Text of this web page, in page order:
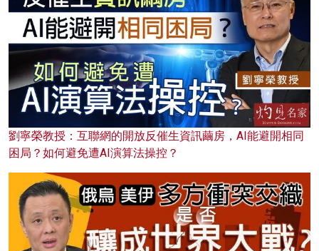
劉寧榮教授：互聯網的開放反催生資訊繭房，AI能避開相同
困局？如何避免遭AI演算法操控？